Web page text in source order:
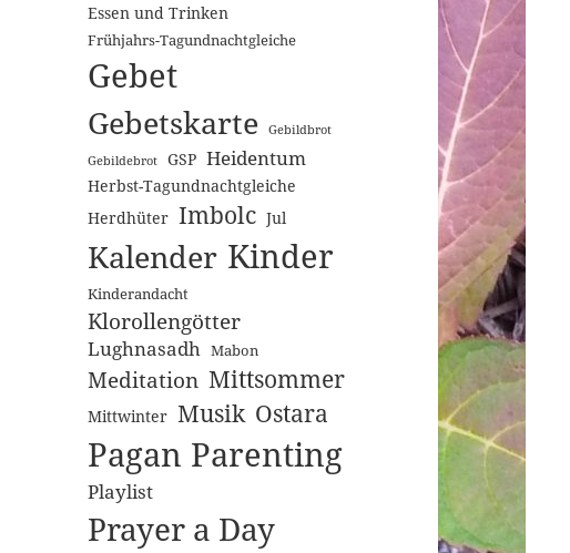
Essen und Trinken
Frühjahrs-Tagundnachtgleiche
Gebet
Gebetskarte
Gebildbrot
Gebildebrot
GSP Heidentum
Herbst-Tagundnachtgleiche
Herdhüter Imbolc Jul
Kalender Kinder
Kinderandacht
Klorollengötter
Lughnasadh Mabon
Meditation Mittsommer
Mittwinter Musik Ostara
Pagan Parenting
Playlist
Prayer a Day